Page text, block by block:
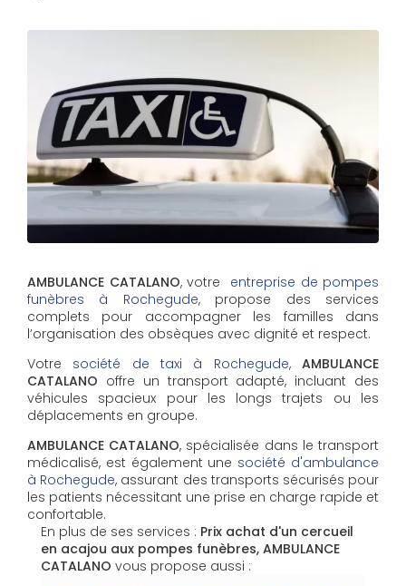
AMBULANCE CATALANO, votre entreprise de pompes
funèbres à Rochegude, propose des services
complets pour accompagner les familles dans
l’organisation des obsèques avec dignité et respect.
Votre société de taxi à Rochegude,AMBULANCE
CATALANO offre un transport adapté, incluant des
véhicules spacieux pour les longs trajets ou les
déplacements en groupe.
AMBULANCE CATALANO, spécialisée dans le transport
médicalisé, est également une société d'ambulance
à Rochegude, assurant des transports sécurisés pour
les patients nécessitant une prise en charge rapide et
confortable.
En plus de ses services : Prix achat d'un cercueil
en acajou aux pompes funèbres, AMBULANCE
CATALANO vous propose aussi :